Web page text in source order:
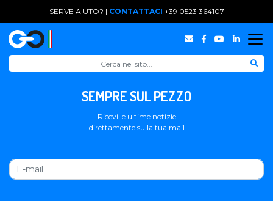
SERVE AIUTO? | CONTATTACI +39 0523 364107
SEMPRE SUL PEZZO
Ricevi le ultime notizie
direttamente sulla tua mail